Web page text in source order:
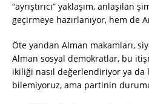
“ayrıştırıcı” yaklaşım, anlaşılan
geçirmeye hazırlanıyor, hem de
Öte yandan Alman makamları,
Alman sosyal demokratlar, bu
ikiliği nasıl değerlendiriyor ya da
bilemiyoruz, ama partinin